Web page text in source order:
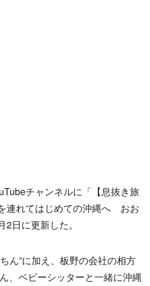
チャンネルに「【息抜き旅
連れてはじめての沖縄へ おお
日に更新した。
ん”に加え、板野の会社の相方
、ベビーシッターと一緒に沖縄